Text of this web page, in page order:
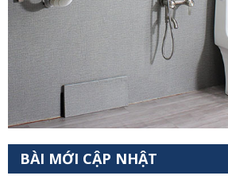
BÀI MỚI CẬP NHẬT